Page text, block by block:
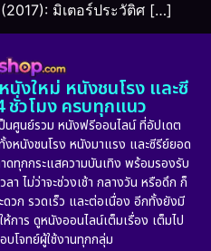
มิเตอร์ประวัติศ […]
งใหม่ หนังชนโรง และซี
วโมง ครบทุกแนว
ศูนย์รวม หนังฟรีออนไลน์ ที่อัปเดต
หนังชนโรง หนังมาแรง และซีรีย์ยอด
ดทุกกระแสความบันเทิง พร้อมรองรับ
า ไม่ว่าจะช่วงเช้า กลางวัน หรือดึก ก็
วก รวดเร็ว และต่อเนื่อง อีกทั้งยังมี
าร ดูหนังออนไลน์เต็มเรื่อง เต็มไป
โจทย์ผู้ใช้งานทุกกลุ่ม